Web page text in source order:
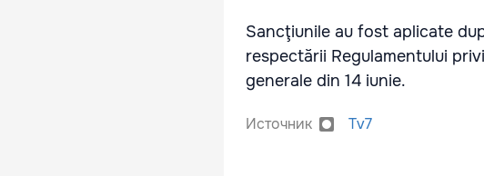
Sancţiunile au fost aplicate
respectării Regulamentului
generale din 14 iunie.
Источник Tv7